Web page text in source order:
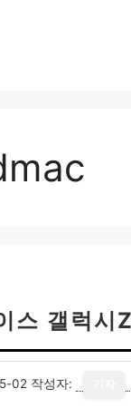
스 갤럭시
02 작성자: